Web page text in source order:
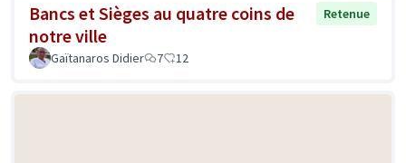
Bancs et Sièges au quatre coins de
notre ville
Retenue
Gaïtanaros Didier 7 12